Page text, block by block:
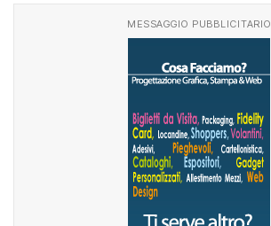
MESSAGGIO PUBBLICITARIO